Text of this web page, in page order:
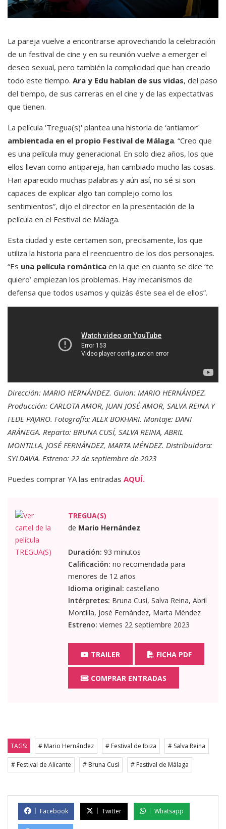
La pareja vuelve a encontrarse aprovechando la celebración
de un festival de cine y en su reunión vuelve a emerger el
deseo sexual, pero también la complicidad que han creado
todo este tiempo. Ara y Edu hablan de sus vidas, del paso
del tiempo, de sus carreras en el cine y de las expectativas
que tienen.
La película 'Tregua(s)' plantea una historia de ‘antiamor’
ambientada en el propio Festival de Málaga. “Creo que
es una película muy generacional. En solo diez años, los que
ellos llevan como antipareja, han cambiado mucho las cosas.
Han aparecido muchas palabras y aún así, no sé si son
capaces de explicar algo tan complejo como los
sentimientos”, dijo el director en la presentación de la
película en el Festival de Málaga.
Esta ciudad y este certamen son, precisamente, los que
utiliza la historia para el reencuentro de los dos personajes.
“Es una película romántica en la que en cuanto se dice ‘te
quiero’ empiezan los problemas. Hay mecanismos de
defensa que todos usamos y quizás éste sea el de ellos”.
Dirección: MARIO HERNÁNDEZ. Guion: MARIO HERNÁNDEZ.
Producción: CARLOTA AMOR, JUAN JOSÉ AMOR, SALVA REINA Y
FEDE PAJARO. Fotografía: ALEX BOKHARI. Montaje: DANI
ARÁNEGA. Reparto: BRUNA CUSÍ, SALVA REINA, ABRIL
MONTILLA, JOSÉ FERNÁNDEZ, MARTA MÉNDEZ. Distribuidora:
SYLDAVIA. Estreno: 22 de septiembre de 2023
Puedes comprar YA las entradas AQUÍ.
TREGUA(S)
de Mario Hernández
Duración: 93 minutos
Calificación: no recomendada para
menores de 12 años
Idioma original: castellano
Intérpretes: Bruna Cusí, Salva Reina, Abril
Montilla, José Fernández, Marta Méndez
Estreno: viernes 22 septiembre 2023
TRAILER FICHA PDF
COMPRAR ENTRADAS
TAGS: # Mario Hernández # Festival de Ibiza # Salva Reina
# Festival de Alicante # Bruna Cusí # Festival de Málaga
Facebook Twitter Whatsapp